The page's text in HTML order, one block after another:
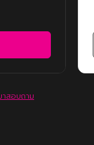
าสอบถาม